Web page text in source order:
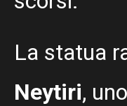
La statua
Neytiri,